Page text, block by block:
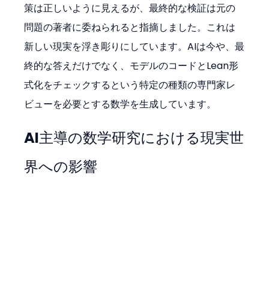
策は正しいように見えるが、最終的な検証は元の
問題の著者に委ねられると指摘しました。これは
新しい現実を浮き彫りにしています。AIは今や、最
終的な答えだけでなく、モデルのコードとLean形
式化をチェックするという特定の種類の専門家レ
ビューを必要とする数学を生成しています。
AI主導の数学研究における現実世
界への影響